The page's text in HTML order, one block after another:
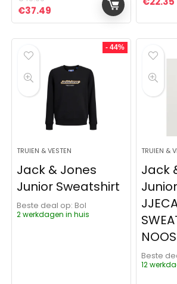
Oorspronkelijke prijs was: €49.99.
€37.49 Huidige prijs is: €37.49.
- 44%
TRUIEN & VESTEN
Jack & Jones
Junior Sweatshirt
Beste deal op:
Bol
2 werkdagen in huis
TRUIEN &
Jack
Beste
12